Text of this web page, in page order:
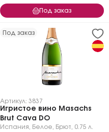
Под заказ
Под заказ
Артикул: 3837
Игристое вино Masachs
Brut Cava DO
Испания Белое Брют 0.75 л.